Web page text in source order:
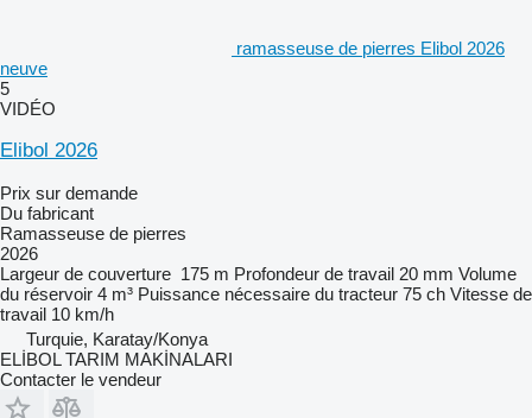
ramasseuse de pierres Elibol 2026
neuve
5
VIDÉO
Elibol 2026
Prix sur demande
Du fabricant
Ramasseuse de pierres
2026
Largeur de couverture 175 m Profondeur de travail 20 mm Volume
du réservoir 4 m³ Puissance nécessaire du tracteur 75 ch Vitesse de
travail 10 km/h
Turquie, Karatay/Konya
ELİBOL TARIM MAKİNALARI
Contacter le vendeur